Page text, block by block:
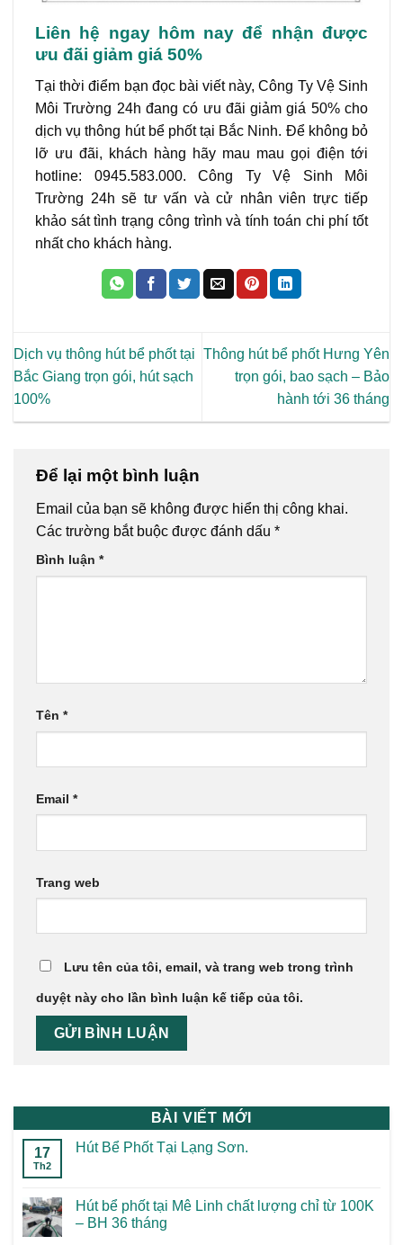
Liên hệ ngay hôm nay để nhận được
ưu đãi giảm giá 50%
Tại thời điểm bạn đọc bài viết này, Công Ty Vệ Sinh
Môi Trường 24h đang có ưu đãi giảm giá 50% cho
dịch vụ thông hút bể phốt tại Bắc Ninh. Để không bỏ
lỡ ưu đãi, khách hàng hãy mau mau gọi điện tới
hotline: 0945.583.000. Công Ty Vệ Sinh Môi
Trường 24h sẽ tư vấn và cử nhân viên trực tiếp
khảo sát tình trạng công trình và tính toán chi phí tốt
nhất cho khách hàng.
Dịch vụ thông hút bể phốt tại
Bắc Giang trọn gói, hút sạch
100%
Thông hút bể phốt Hưng Yên
trọn gói, bao sạch – Bảo
hành tới 36 tháng
Để lại một bình luận
Email của bạn sẽ không được hiển thị công khai.
Các trường bắt buộc được đánh dấu *
Bình luận *
Tên *
Email *
Trang web
Lưu tên của tôi, email, và trang web trong trình
duyệt này cho lần bình luận kế tiếp của tôi.
BÀI VIẾT MỚI
17
Th2
Hút Bể Phốt Tại Lạng Sơn.
Hút bể phốt tại Mê Linh chất lượng chỉ từ 100K
– BH 36 tháng